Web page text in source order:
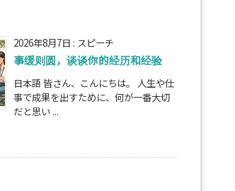
2026年8月7日 : スピーチ
事缓则圆，谈谈你的经历和经验
日本語 皆さん、こんにちは。 人生や仕
事で成果を出すために、何が一番大切
だと思い ...